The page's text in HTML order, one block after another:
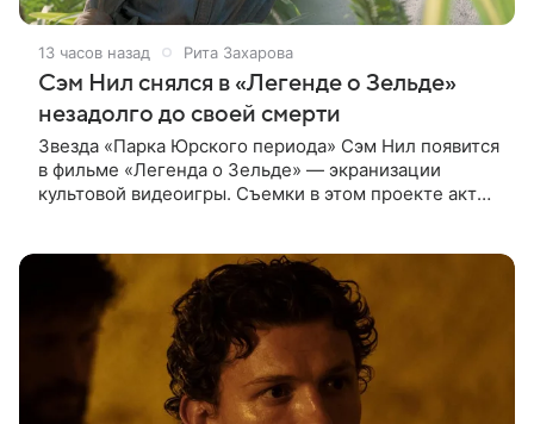
13 часов назад Рита Захарова
Сэм Нил снялся в «Легенде о Зельде»
незадолго до своей смерти
Звезда «Парка Юрского периода» Сэм Нил появится
в фильме «Легенда о Зельде» — экранизации
культовой видеоигры. Съемки в этом проекте актер